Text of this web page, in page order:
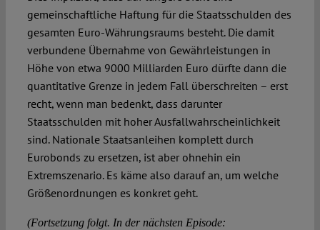
gemeinschaftliche Haftung für die Staatsschulden des
gesamten Euro-Währungsraums besteht. Die damit
verbundene Übernahme von Gewährleistungen in
Höhe von etwa 9000 Milliarden Euro dürfte dann die
quantitative Grenze in jedem Fall überschreiten – erst
recht, wenn man bedenkt, dass darunter
Staatsschulden mit hoher Ausfall­wahr­scheinlichkeit
sind. Nationale Staatsanleihen komplett durch
Eurobonds zu ersetzen, ist aber ohnehin ein
Extremszenario. Es käme also darauf an, um welche
Größenordnungen es konkret geht.
(Fortsetzung folgt. In der nächsten Episode: